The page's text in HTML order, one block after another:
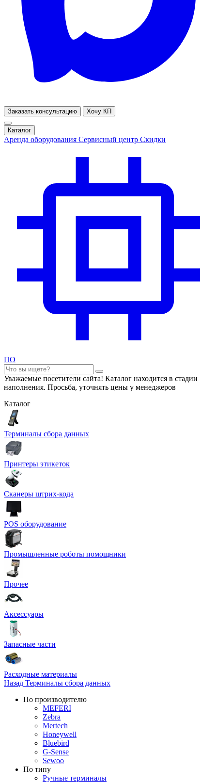
Заказать консультацию Хочу КП
Каталог
Аренда оборудования Сервисный центр Скидки
ПО
Уважаемые посетители сайта! Каталог находится в стадии
наполнения. Просьба, уточнять цены у менеджеров
Каталог
Терминалы сбора данных
Принтеры этикеток
Сканеры штрих-кода
POS оборудование
Промышленные роботы помощники
Прочее
Аксессуары
Запасные части
Расходные материалы
Назад Терминалы сбора данных
По производителю
MEFERI
Zebra
Mertech
Honeywell
Bluebird
G-Sense
Sewoo
По типу
Ручные терминалы